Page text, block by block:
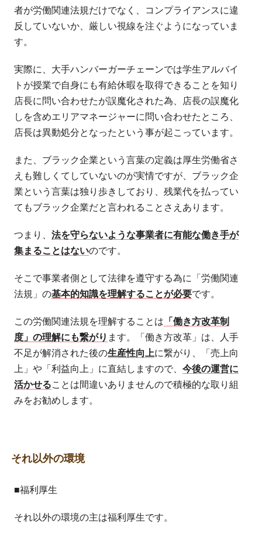
者が労働関連法規だけでなく、コンプライアンスに違
反していないか、厳しい視線を注ぐようになっていま
す。
実際に、大手ハンバーガーチェーンでは学生アルバイ
トが授業で自身にも有給休暇を取得できることを知り
店長に問い合わせたが誤魔化された為、店長の誤魔化
しを含めエリアマネージャーに問い合わせたところ、
店長は異動処分となったという事が起こっています。
また、ブラック企業という言葉の定義は厚生労働省さ
えも難しくてしていないのが実情ですが、ブラック企
業という言葉は独り歩きしており、残業代を払ってい
てもブラック企業だと言われることさえあります。
つまり、法を守らないような事業者に有能な働き手が
集まることはないのです。
そこで事業者側として法律を遵守する為に「労働関連
法規」の基本的知識を理解することが必要です。
この労働関連法規を理解することは 「働き方改革制
度」の理解にも繋がり ます。「働き方改革」は、人手
不足が解消された後の生産性向上に繋がり、「売上向
上」や「利益向上」に直結しますので、今後の運営に
活かせることは間違いありませんので積極的な取り組
みをお勧めします。
それ以外の環境
■福利厚生
それ以外の環境の主は福利厚生です。